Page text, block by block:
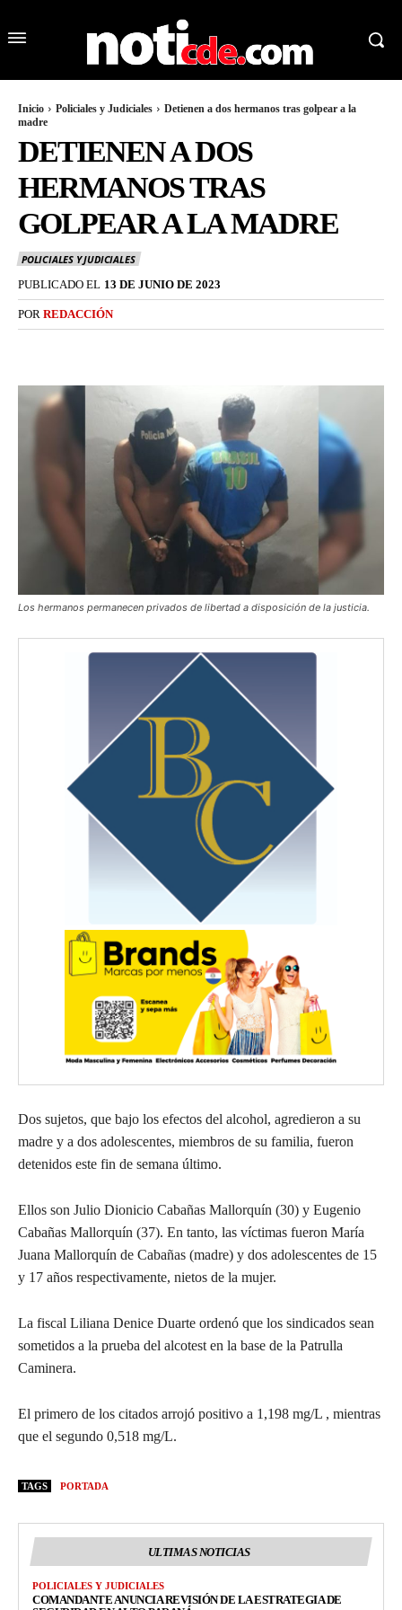
Inicio Policiales y Judiciales
Detienen a dos hermanos tras golpear a la
madre
DETIENEN A DOS
HERMANOS TRAS
GOLPEAR A LA MADRE
POLICIALES Y JUDICIALES
PUBLICADO EL 13 DE JUNIO DE 2023
POR REDACCIÓN
Los hermanos permanecen privados de libertad a disposición de la justicia.
Dos sujetos, que bajo los efectos del alcohol, agredieron a su
madre y a dos adolescentes, miembros de su familia, fueron
detenidos este fin de semana último.
Ellos son Julio Dionicio Cabañas Mallorquín (30) y Eugenio
Cabañas Mallorquín (37). En tanto, las víctimas fueron María
Juana Mallorquín de Cabañas (madre) y dos adolescentes de 15
y 17 años respectivamente, nietos de la mujer.
La fiscal Liliana Denice Duarte ordenó que los sindicados sean
sometidos a la prueba del alcotest en la base de la Patrulla
Caminera.
El primero de los citados arrojó positivo a 1,198 mg/L , mientras
que el segundo 0,518 mg/L.
TAGS PORTADA
ULTIMAS NOTICIAS
POLICIALES Y JUDICIALES
COMANDANTE ANUNCIA REVISIÓN DE LA ESTRATEGIA DE